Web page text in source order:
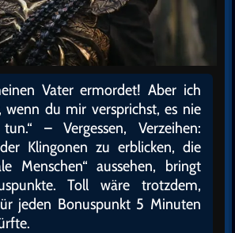
Vater ermordet! Aber ich
wenn du mir versprichst, es nie
– Vergessen, Verzeihen:
Klingonen zu erblicken, die
Menschen“ aussehen, bringt
Toll wäre trotzdem,
jeden Bonuspunkt 5 Minuten